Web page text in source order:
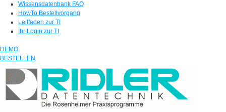
Wissensdatenbank FAQ
HowTo Bestellvorgang
Leitfaden zur TI
Ihr Login zur TI
DEMO
BESTELLEN